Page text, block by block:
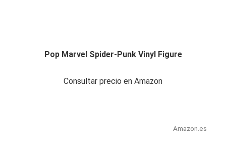
Pop Marvel Spider-Punk Vinyl Figure
Consultar precio en Amazon
Amazon.es